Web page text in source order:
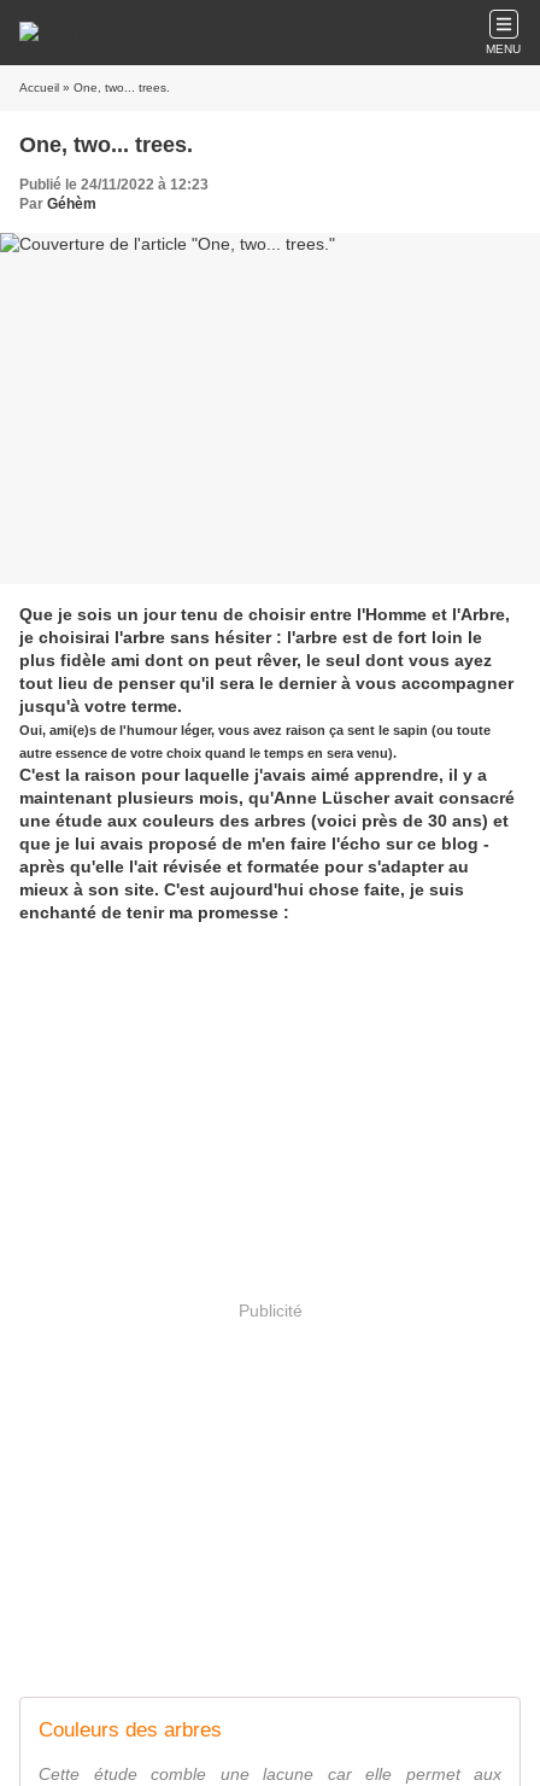
MENU
Accueil » One, two... trees.
One, two... trees.
Publié le 24/11/2022 à 12:23
Par Géhèm
Que je sois un jour tenu de choisir entre l'Homme et l'Arbre,
je choisirai l'arbre sans hésiter : l'arbre est de fort loin le
plus fidèle ami dont on peut rêver, le seul dont vous ayez
tout lieu de penser qu'il sera le dernier à vous accompagner
jusqu'à votre terme.
Oui, ami(e)s de l'humour léger, vous avez raison ça sent le sapin (ou toute
autre essence de votre choix quand le temps en sera venu).
C'est la raison pour laquelle j'avais aimé apprendre, il y a
maintenant plusieurs mois, qu'Anne Lüscher avait consacré
une étude aux couleurs des arbres (voici près de 30 ans) et
que je lui avais proposé de m'en faire l'écho sur ce blog -
après qu'elle l'ait révisée et formatée pour s'adapter au
mieux à son site. C'est aujourd'hui chose faite, je suis
enchanté de tenir ma promesse :
Publicité
Couleurs des arbres
Cette étude comble une lacune car elle permet aux